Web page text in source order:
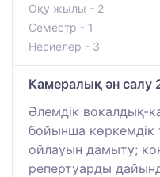
Оқу жылы - 2
Семестр - 1
Несиелер - 3
Камералық ән салу
Әлемдік вокалдық-
бойынша көркемдік
ойлауын дамыту;
репертуарды